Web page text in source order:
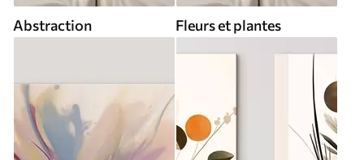
Abstraction Fleurs et plantes